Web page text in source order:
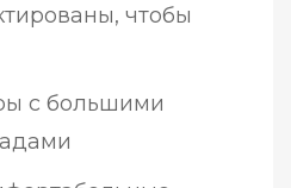
чтобы
с большими